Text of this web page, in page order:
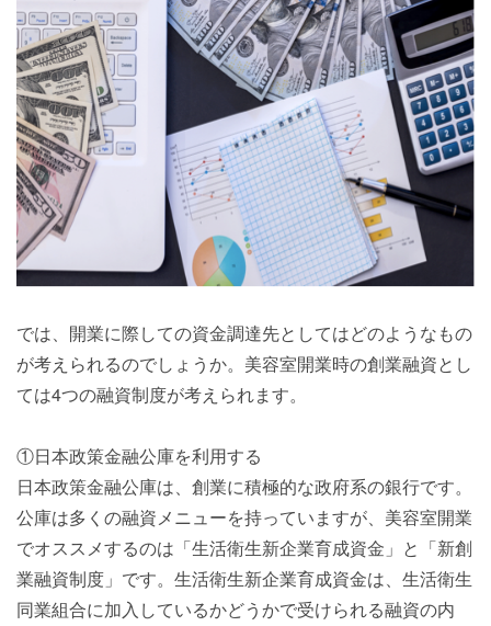
では、開業に際しての資金調達先としてはどのようなもの
が考えられるのでしょうか。美容室開業時の創業融資とし
ては4つの融資制度が考えられます。
①日本政策金融公庫を利用する
日本政策金融公庫は、創業に積極的な政府系の銀行です。
公庫は多くの融資メニューを持っていますが、美容室開業
でオススメするのは「生活衛生新企業育成資金」と「新創
業融資制度」です。生活衛生新企業育成資金は、生活衛生
同業組合に加入しているかどうかで受けられる融資の内